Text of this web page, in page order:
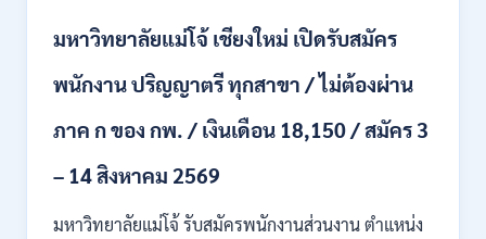
มหาวิทยาลัยแม่โจ้ เชียงใหม่ เปิดรับสมัคร
พนักงาน ปริญญาตรี ทุกสาขา / ไม่ต้องผ่าน
ภาค ก ของ กพ. / เงินเดือน 18,150 / สมัคร 3
– 14 สิงหาคม 2569
มหาวิทยาลัยแม่โจ้ รับสมัครพนักงานส่วนงาน ตำแหน่ง